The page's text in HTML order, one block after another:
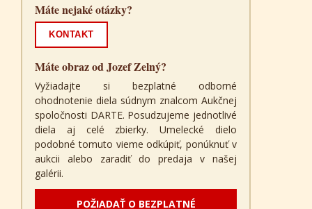
Máte nejaké otázky?
KONTAKT
Máte obraz od Jozef Zelný?
Vyžiadajte si bezplatné odborné
ohodnotenie diela súdnym znalcom Aukčnej
spoločnosti DARTE. Posudzujeme jednotlivé
diela aj celé zbierky. Umelecké dielo
podobné tomuto vieme odkúpiť, ponúknuť v
aukcii alebo zaradiť do predaja v našej
galérii.
POŽIADAŤ O BEZPLATNÉ